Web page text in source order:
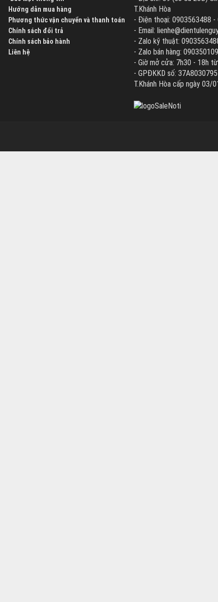
Hướng dẫn mua hàng
Phương thức vận chuyển và thanh toán
Chính sách đổi trả
Chính sách bảo hành
Liên hệ
T.Khánh Hòa
- Điện thoại: 0903563488
- Email:
- Zalo kỹ thuật:
- Zalo bán hàng:
- Giờ mở cửa: 7h30 - 18h
- GPĐKKD số:
T.Khánh Hòa cấp ngày 03/